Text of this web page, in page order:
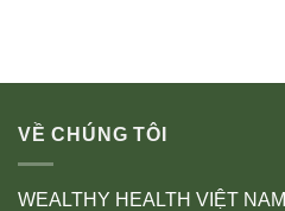
VỀ CHÚNG TÔI
WEALTHY HEALTH VIỆT NAM